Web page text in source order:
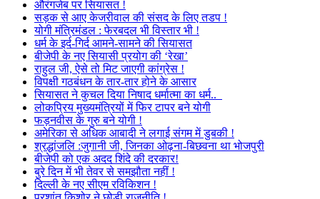
औरंगजेब पर सियासत !
सड़क से आए केजरीवाल की संसद के लिए तडप !
योगी मंत्रिमंडल : फेरबदल भी विस्तार भी !
धर्म के इर्द-गिर्द आमने-सामने की सियासत
बीजेपी के नए सियासी प्रयोग की ‘रेखा’
राहुल जी, ऐसे तो मिट जाएगी कांग्रेस !
विपक्षी गठबंधन के तार-तार होने के आसार
सियासत ने कुचल दिया निषाद धर्मात्मा का धर्म..
लोकप्रिय मुख्यमंत्रियों में फिर टापर बने योगी
फड़नवीस के गुरु बने योगी !
अमेरिका से अधिक आबादी ने लगाई संगम में डुबकी !
श्रद्धांजलि :जुगानी जी, जिनका ओढ़ना-बिछवना था भोजपुरी
बीजेपी को एक अदद शिंदे की दरकार!
बुरे दिन में भी तेवर से समझौता नहीं !
दिल्ली के नए सीएम रविकिशन !